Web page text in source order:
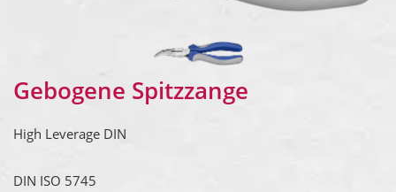
Gebogene Spitzzange
High Leverage DIN
DIN ISO 5745